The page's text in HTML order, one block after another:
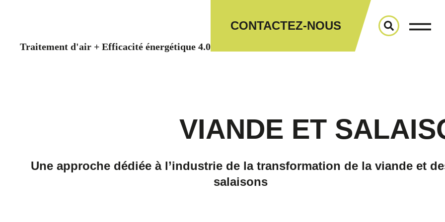
Traitement d'air + Efficacité énergétique 4.0
CONTACTEZ-NOUS
VIANDE ET
Une approche dédiée à l’industrie de la transformation de la viande et
salaisons